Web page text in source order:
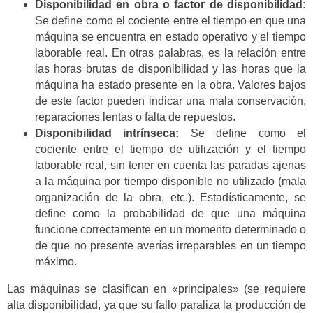
Disponibilidad en obra o factor de disponibilidad:
Se define como el cociente entre el tiempo en que una
máquina se encuentra en estado operativo y el tiempo
laborable real. En otras palabras, es la relación entre
las horas brutas de disponibilidad y las horas que la
máquina ha estado presente en la obra. Valores bajos
de este factor pueden indicar una mala conservación,
reparaciones lentas o falta de repuestos.
Disponibilidad intrínseca: Se define como el
cociente entre el tiempo de utilización y el tiempo
laborable real, sin tener en cuenta las paradas ajenas
a la máquina por tiempo disponible no utilizado (mala
organización de la obra, etc.). Estadísticamente, se
define como la probabilidad de que una máquina
funcione correctamente en un momento determinado o
de que no presente averías irreparables en un tiempo
máximo.
Las máquinas se clasifican en «principales» (se requiere
alta disponibilidad, ya que su fallo paraliza la producción de